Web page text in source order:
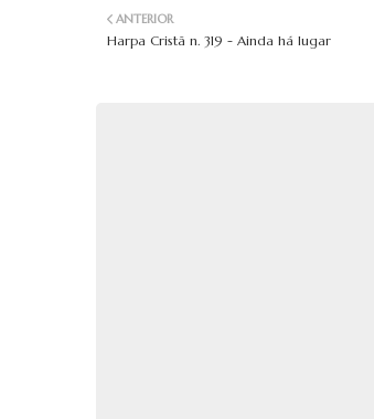
ANTERIOR
Harpa Cristã n. 319 - Ainda há lugar